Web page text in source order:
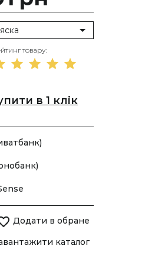
товару:
в 1 клік
Додати в обране
каталог